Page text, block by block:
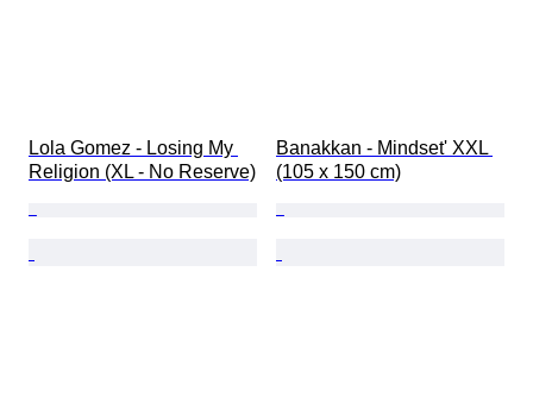
Lola Gomez - Losing My
Religion (XL - No Reserve)
Banakkan - Mindset' XXL
(105 x 150 cm)